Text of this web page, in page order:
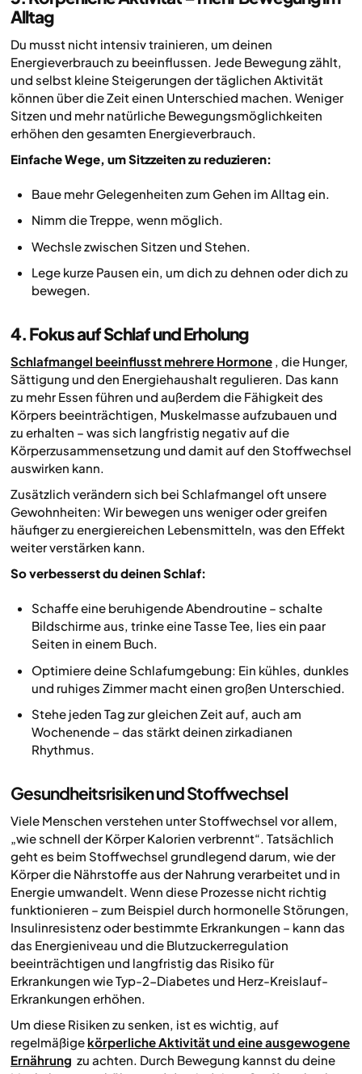
Alltag
Du musst nicht intensiv trainieren, um deinen
Energieverbrauch zu beeinflussen. Jede Bewegung zählt,
und selbst kleine Steigerungen der täglichen Aktivität
können über die Zeit einen Unterschied machen. Weniger
Sitzen und mehr natürliche Bewegungsmöglichkeiten
erhöhen den gesamten Energieverbrauch.
Einfache Wege, um Sitzzeiten zu reduzieren:
Baue mehr Gelegenheiten zum Gehen im Alltag ein.
Nimm die Treppe, wenn möglich.
Wechsle zwischen Sitzen und Stehen.
Lege kurze Pausen ein, um dich zu dehnen oder dich zu
bewegen.
4. Fokus auf Schlaf und Erholung
Schlafmangel beeinflusst mehrere Hormone , die Hunger,
Sättigung und den Energiehaushalt regulieren. Das kann
zu mehr Essen führen und außerdem die Fähigkeit des
Körpers beeinträchtigen, Muskelmasse aufzubauen und
zu erhalten – was sich langfristig negativ auf die
Körperzusammensetzung und damit auf den Stoffwechsel
auswirken kann.
Zusätzlich verändern sich bei Schlafmangel oft unsere
Gewohnheiten: Wir bewegen uns weniger oder greifen
häufiger zu energiereichen Lebensmitteln, was den Effekt
weiter verstärken kann.
So verbesserst du deinen Schlaf:
Schaffe eine beruhigende Abendroutine – schalte
Bildschirme aus, trinke eine Tasse Tee, lies ein paar
Seiten in einem Buch.
Optimiere deine Schlafumgebung: Ein kühles, dunkles
und ruhiges Zimmer macht einen großen Unterschied.
Stehe jeden Tag zur gleichen Zeit auf, auch am
Wochenende – das stärkt deinen zirkadianen
Rhythmus.
Gesundheitsrisiken und Stoffwechsel
Viele Menschen verstehen unter Stoffwechsel vor allem,
„wie schnell der Körper Kalorien verbrennt“. Tatsächlich
geht es beim Stoffwechsel grundlegend darum, wie der
Körper die Nährstoffe aus der Nahrung verarbeitet und in
Energie umwandelt. Wenn diese Prozesse nicht richtig
funktionieren – zum Beispiel durch hormonelle Störungen,
Insulinresistenz oder bestimmte Erkrankungen – kann das
das Energieniveau und die Blutzuckerregulation
beeinträchtigen und langfristig das Risiko für
Erkrankungen wie Typ-2-Diabetes und Herz-Kreislauf-
Erkrankungen erhöhen.
Um diese Risiken zu senken, ist es wichtig, auf
regelmäßige körperliche Aktivität und eine ausgewogene
Ernährung zu achten. Durch Bewegung kannst du deine